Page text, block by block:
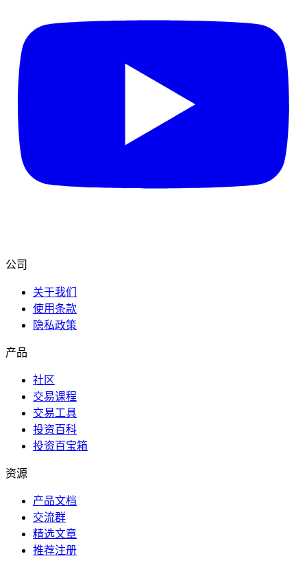
公司
关于我们
使用条款
隐私政策
产品
社区
交易课程
交易工具
投资百科
投资百宝箱
资源
产品文档
交流群
精选文章
推荐注册